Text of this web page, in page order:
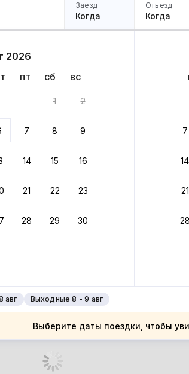
Заезд
Когда
Отъезд
Когда
2026
пт сб вс
1 2
7 8 9
14 15 16
21 22 23
28 29 30
7
14
21
28
авг Выходные 8 - 9 авг
Выберите даты поездки, чтобы